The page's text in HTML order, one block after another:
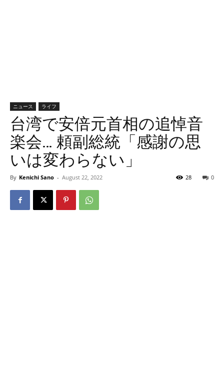
ニュース ライフ
台湾で安倍元首相の追悼音
楽会… 頼副総統「感謝の思
いは変わらない」
By Kenichi Sano - August 22, 2022 0
28